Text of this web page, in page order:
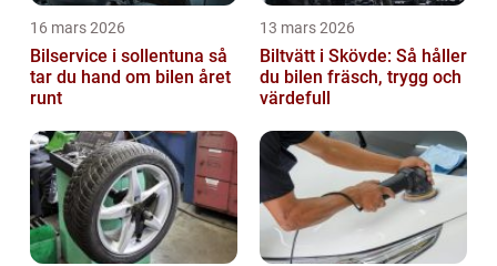
16 mars 2026
Bilservice i sollentuna så
tar du hand om bilen året
runt
13 mars 2026
Biltvätt i Skövde: Så håller
du bilen fräsch, trygg och
värdefull